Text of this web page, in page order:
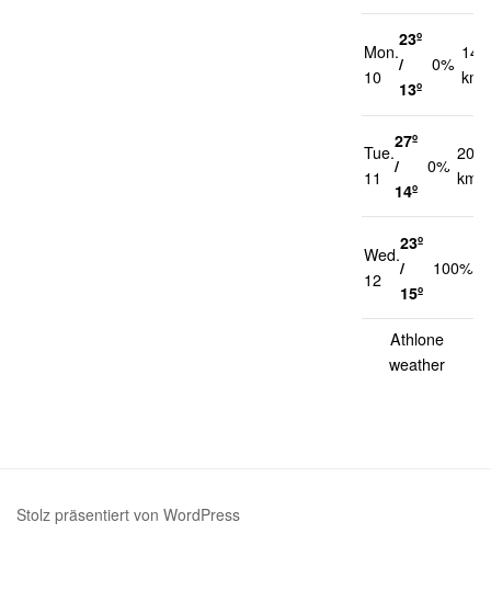
Mon.
10
23º
/
13º
0%
14
km/
Tue.
11
27º
/
14º
0%
20
km/h
Wed.
12
23º
/
15º
100%
Athlone
weather
Stolz präsentiert von WordPress